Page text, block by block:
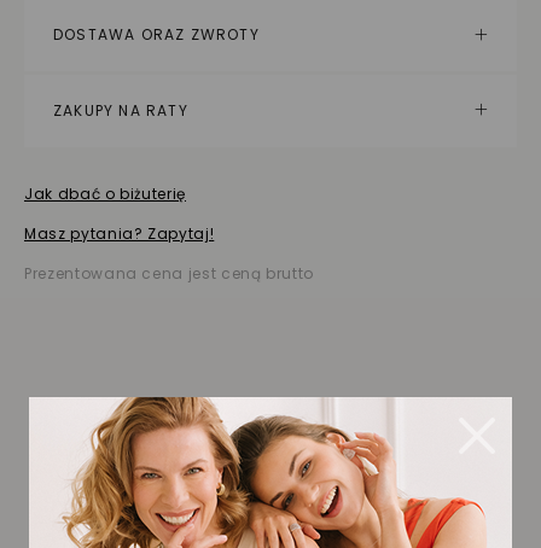
DOSTAWA ORAZ ZWROTY
ZAKUPY NA RATY
Jak dbać o biżuterię
Masz pytania? Zapytaj!
Prezentowana cena jest ceną brutto
Biżuteria wybrana dla
Ciebie